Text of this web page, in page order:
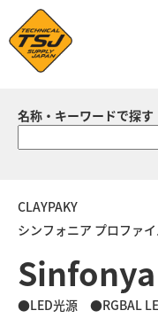
名称・キーワードで探す
CLAYPAKY
シンフォニア プロファ
●LED光源 ●RGBAL